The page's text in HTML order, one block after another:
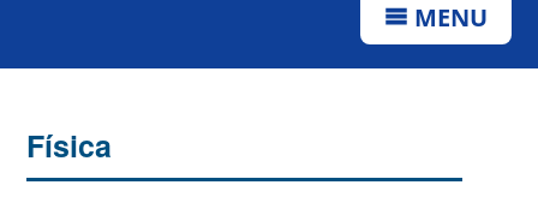
MENU
Física